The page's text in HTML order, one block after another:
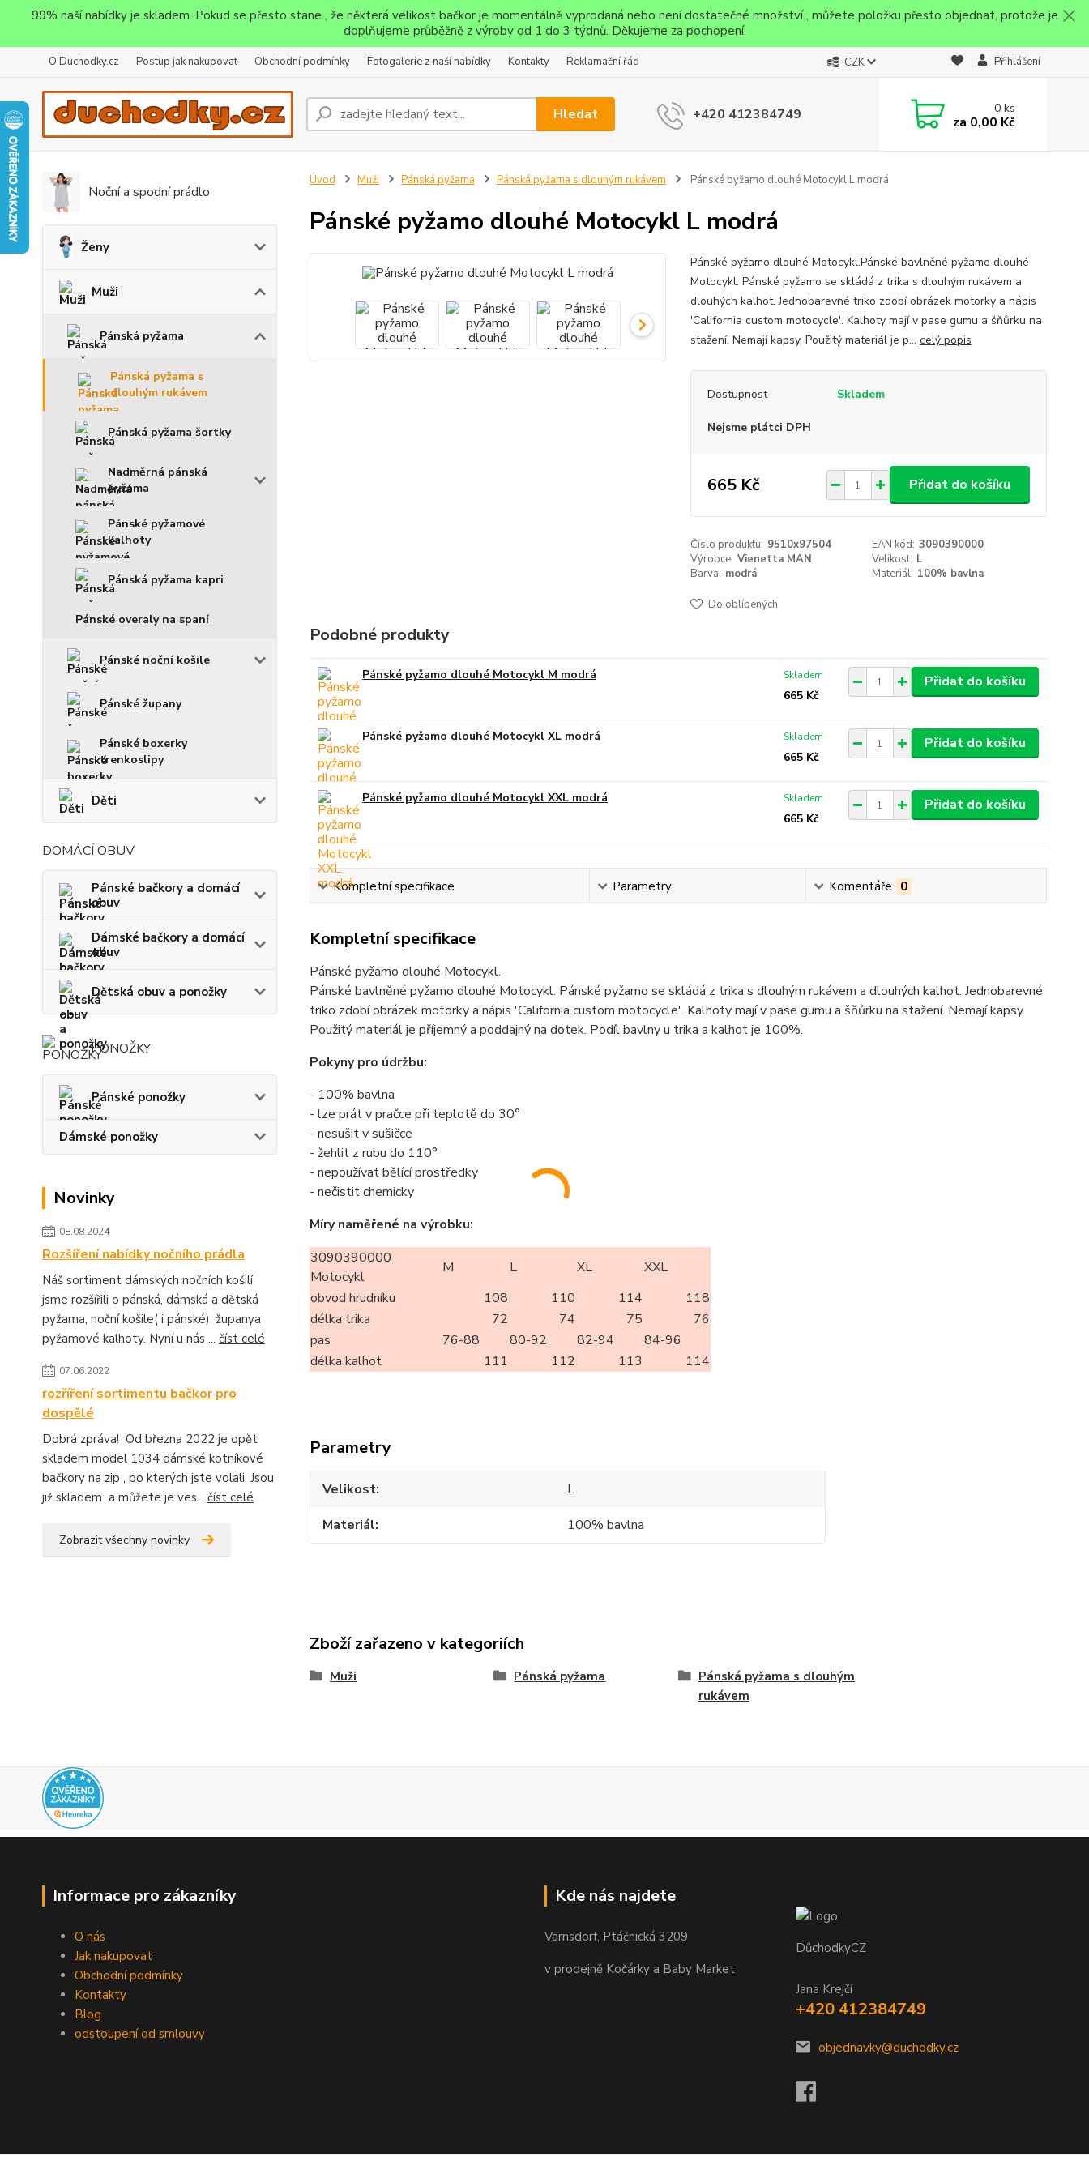
99% naší nabídky je skladem. Pokud se přesto stane , že některá velikost bačkor je momentálně vyprodaná nebo není dostatečné množství , můžete položku přesto objednat, protože je
doplňujeme průběžně z výroby od 1 do 3 týdnů. Děkujeme za pochopení.
O Duchodky.cz Postup jak nakupovat Obchodní podmínky Fotogalerie z naší nabídky Kontakty Reklamační řád CZK Přihlášení
Hledat +420 412384749 0ks
za 0,00 Kč
Noční a spodní prádlo
Ženy
Muži
Pánská pyžama
Pánská pyžama s
dlouhým rukávem
Pánská pyžama šortky
Nadměrná pánská
pyžama
Pánské pyžamové
kalhoty
Pánská pyžama kapri
Pánské overaly na spaní
Pánské noční košile
Pánské župany
Pánské boxerky
trenkoslipy
Děti
DOMÁCÍ OBUV
Pánské bačkory a domácí
obuv
Dámské bačkory a domácí
obuv
Dětská obuv a ponožky
PONOŽKY
Pánské ponožky
Dámské ponožky
Novinky
08.08.2024
Rozšíření nabídky nočního prádla
Náš sortiment dámských nočních košilí
jsme rozšířili o pánská, dámská a dětská
pyžama, noční košile( i pánské), županya
pyžamové kalhoty. Nyní u nás ... číst celé
07.06.2022
rozříření sortimentu bačkor pro
dospělé
Dobrá zpráva! Od března 2022 je opět
skladem model 1034 dámské kotníkové
bačkory na zip , po kterých jste volali. Jsou
již skladem a můžete je ves... číst celé
Zobrazit všechny novinky
Úvod Muži Pánská pyžama Pánská pyžama s dlouhým rukávem Pánské pyžamo dlouhé Motocykl L modrá
Pánské pyžamo dlouhé Motocykl L modrá
Pánské pyžamo dlouhé Motocykl.Pánské bavlněné pyžamo dlouhé
Motocykl. Pánské pyžamo se skládá z trika s dlouhým rukávem a
dlouhých kalhot. Jednobarevné triko zdobí obrázek motorky a nápis
'California custom motocycle'. Kalhoty mají v pase gumu a šňůrku na
stažení. Nemají kapsy. Použitý materiál je p... celý popis
Dostupnost Skladem
Nejsme plátci DPH
665 Kč Přidat do košíku
Číslo produktu: 9510x97504 EAN kód: 3090390000
Výrobce: Vienetta MAN Velikost: L
Barva: modrá Materiál: 100% bavlna
Do oblíbených
Podobné produkty
Pánské pyžamo dlouhé Motocykl M modrá
665 Kč
Skladem Přidat do košíku
Pánské pyžamo dlouhé Motocykl XL modrá
665 Kč
Skladem Přidat do košíku
Pánské pyžamo dlouhé Motocykl XXL modrá
665 Kč
Skladem Přidat do košíku
Kompletní specifikace Parametry Komentáře 0
Kompletní specifikace
Pánské pyžamo dlouhé Motocykl.
Pánské bavlněné pyžamo dlouhé Motocykl. Pánské pyžamo se skládá z trika s dlouhým rukávem a dlouhých kalhot. Jednobarevné
triko zdobí obrázek motorky a nápis 'California custom motocycle'. Kalhoty mají v pase gumu a šňůrku na stažení. Nemají kapsy.
Použitý materiál je příjemný a poddajný na dotek. Podíl bavlny u trika a kalhot je 100%.
Pokyny pro údržbu:
- 100% bavlna
- lze prát v pračce při teplotě do 30°
- nesušit v sušičce
- žehlit z rubu do 110°
- nepoužívat bělící prostředky
- nečistit chemicky
Míry naměřené na výrobku:
3090390000
Motocykl
M L XL
XXL
obvod hrudníku
108 110 114
118
délka trika
72 74 75
76
pas
76-88 80-92 82-94
84-96
délka kalhot
111 112 113 114
Parametry
Velikost
L
Materiál
100% bavlna
Zboží zařazeno v kategoriích
Muži Pánská pyžama
Pánská pyžama s dlouhým
rukávem
Informace pro zákazníky
O nás
Jak nakupovat
Obchodní podmínky
Kontakty
Blog
odstoupení od smlouvy
Kde nás najdete
Varnsdorf, Ptáčnická 3209
v prodejně Kočárky a Baby Market
DůchodkyCZ
Jana Krejčí
+420 412384749
objednavky@duchodky.cz